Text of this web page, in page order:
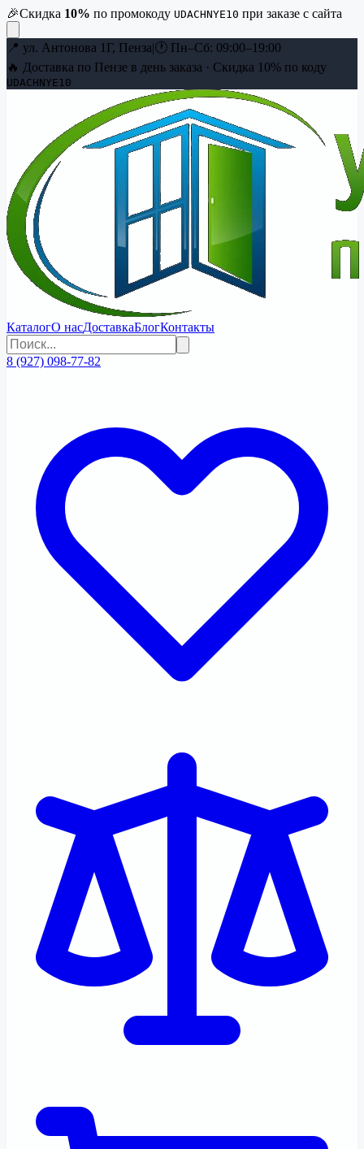
🎉Скидка 10% по промокоду UDACHNYE10 при заказе с сайта
📍 ул. Антонова 1Г, Пенза|🕐 Пн–Сб: 09:00–19:00
🔥 Доставка по Пензе в день заказа · Скидка 10% по коду
UDACHNYE10
КаталогО насДоставкаБлогКонтакты
8 (927) 098-77-82